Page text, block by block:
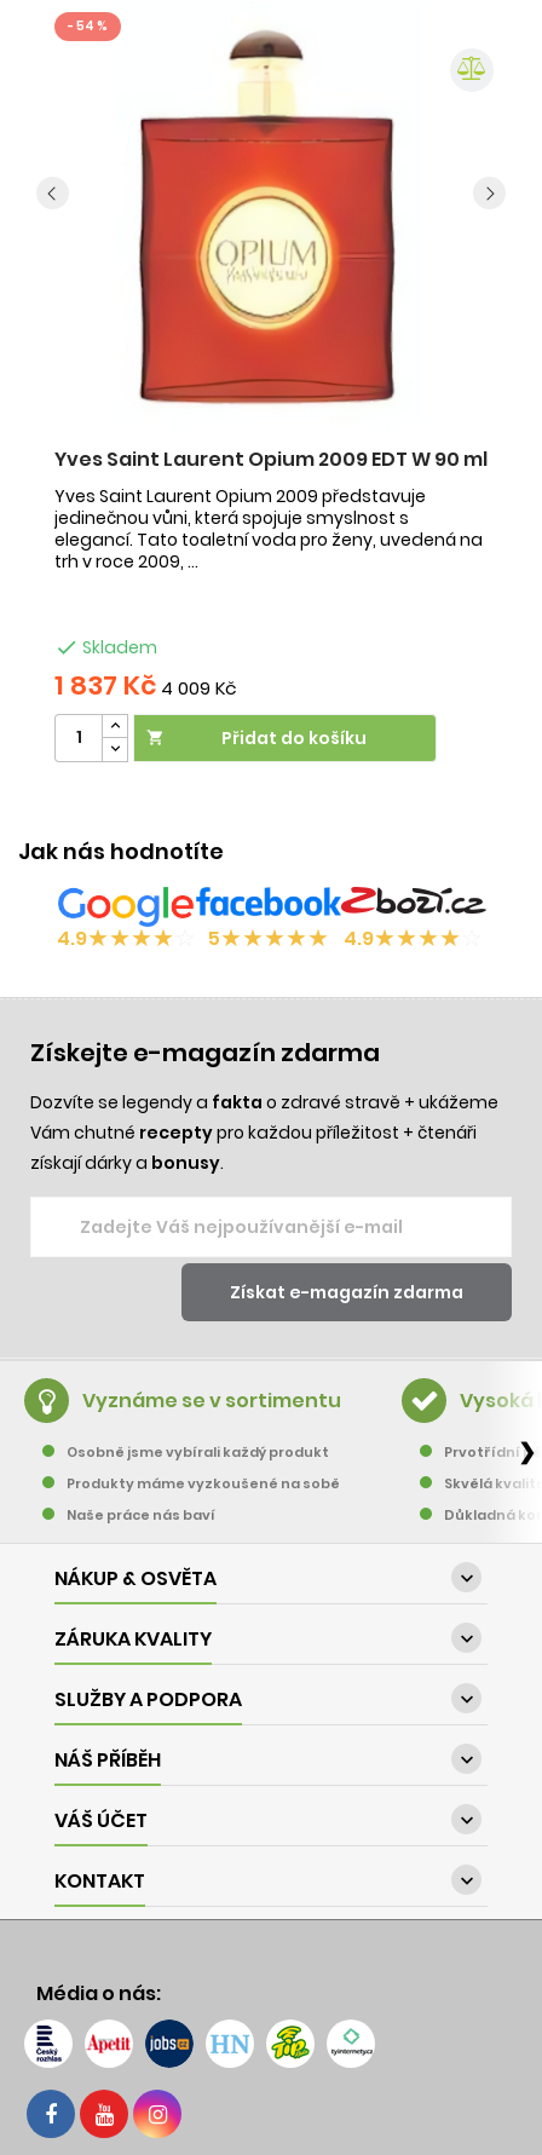
- 54 %
Yves Saint Laurent Opium 2009 EDT W 90 ml
Yves Saint Laurent Opium 2009 představuje
jedinečnou vůni, která spojuje smyslnost s
elegancí. Tato toaletní voda pro ženy, uvedená na
trh v roce 2009, ...
 Skladem
1 837 Kč 4 009 Kč
 Přidat do košíku
Jak nás hodnotíte
4.9★★★★ 5★★★★★ 4.9★★★★
Získejte e-magazín zdarma
Dozvíte se legendy a fakta o zdravé stravě + ukážeme
Vám chutné receptypro každou příležitost + čtenáři
získají dárky a bonusy.
Vyznáme se v sortimentu
Osobně jsme vybírali každý produkt
Produkty máme vyzkoušené na sobě
Naše práce nás baví
Vysoká
Prvotřídní
Skvělá
Důkladná
❯
NÁKUP & OSVĚTA 
ZÁRUKA KVALITY 
SLUŽBY A PODPORA 
NÁŠ PŘÍBĚH 
VÁŠ ÚČET 
KONTAKT 
Média o nás: